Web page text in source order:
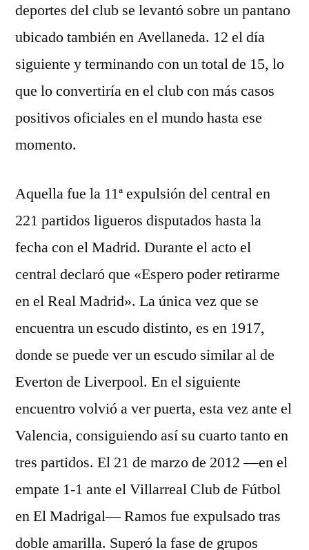
deportes del club se levantó sobre un pantano
ubicado también en Avellaneda. 12 el día
siguiente y terminando con un total de 15, lo
que lo convertiría en el club con más casos
positivos oficiales en el mundo hasta ese
momento.
Aquella fue la 11ª expulsión del central en
221 partidos ligueros disputados hasta la
fecha con el Madrid. Durante el acto el
central declaró que «Espero poder retirarme
en el Real Madrid». La única vez que se
encuentra un escudo distinto, es en 1917,
donde se puede ver un escudo similar al de
Everton de Liverpool. En el siguiente
encuentro volvió a ver puerta, esta vez ante el
Valencia, consiguiendo así su cuarto tanto en
tres partidos. El 21 de marzo de 2012 —en el
empate 1-1 ante el Villarreal Club de Fútbol
en El Madrigal— Ramos fue expulsado tras
doble amarilla. Superó la fase de grupos